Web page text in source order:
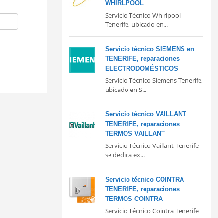
WHIRLPOOL
Servicio Técnico Whirlpool
Tenerife, ubicado en...
Servicio técnico SIEMENS en
TENERIFE, reparaciones
ELECTRODOMÉSTICOS
Servicio Técnico Siemens Tenerife,
ubicado en S...
Servicio técnico VAILLANT
TENERIFE, reparaciones
TERMOS VAILLANT
Servicio Técnico Vaillant Tenerife
se dedica ex...
Servicio técnico COINTRA
TENERIFE, reparaciones
TERMOS COINTRA
Servicio Técnico Cointra Tenerife